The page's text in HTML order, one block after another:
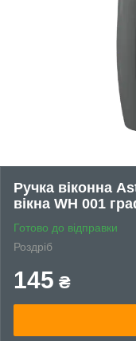
Ручка віконна
вікна WH 001
Готово до відправки
Роздріб
145 ₴